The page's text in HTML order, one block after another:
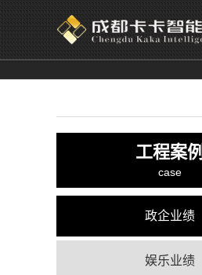
工程案例
case
政企业绩
娱乐业绩